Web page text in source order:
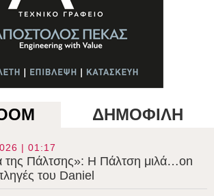
ΔΗΜΟΦΙΛΗ
| 01:17
της Πάλτσης»: Η Πάλτση μιλά…on
του Daniel